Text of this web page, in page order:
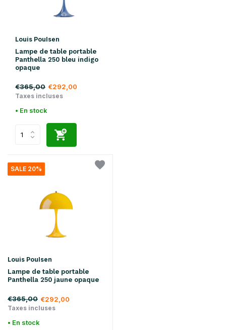
Louis Poulsen
Lampe de table portable
Panthella 250 bleu indigo
opaque
€365,00 €292,00
Taxes incluses
• En stock
SALE 20%
Louis Poulsen
Lampe de table portable
Panthella 250 jaune opaque
€365,00 €292,00
Taxes incluses
• En stock